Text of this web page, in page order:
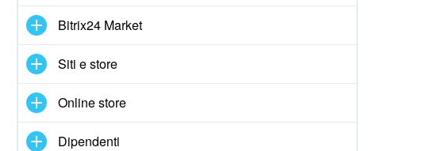
Bitrix24 Market
Siti e store
Online store
Dipendenti